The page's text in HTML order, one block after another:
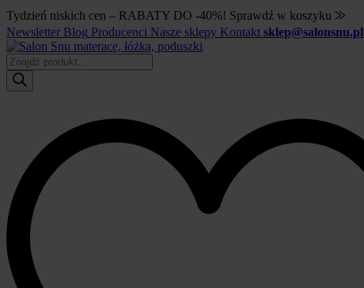
Tydzień niskich cen – RABATY DO -40%! Sprawdź w koszyku ⨠
Newsletter Blog Producenci Nasze sklepy Kontakt sklep@salonsnu.pl
Wyszukiwarka
produktów